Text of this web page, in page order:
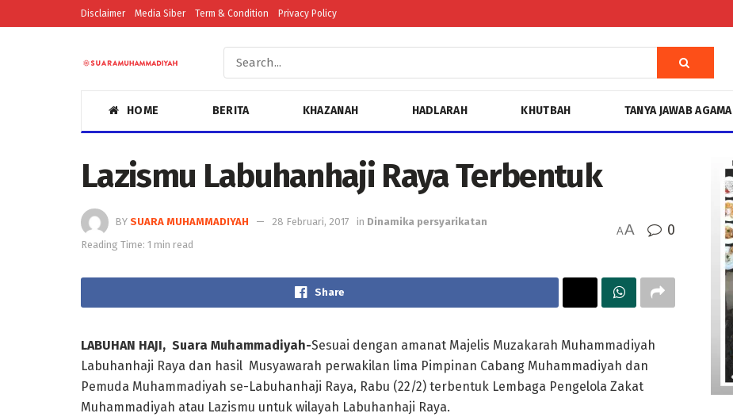
Disclaimer Media Siber Term & Condition Privacy Policy
HOME BERITA KHAZANAH HADLARAH KHUTBAH TANYA JAWAB AGAMA
Lazismu Labuhanhaji Raya Terbentuk
BY SUARA MUHAMMADIYAH 28 Februari, 2017 in Dinamika persyarikatan
Reading Time: 1 min read
AA 0
Share
LABUHAN HAJI, Suara Muhammadiyah-Sesuai dengan amanat Majelis Muzakarah Muhammadiyah
Labuhanhaji Raya dan hasil Musyawarah perwakilan lima Pimpinan Cabang Muhammadiyah dan
Pemuda Muhammadiyah se-Labuhanhaji Raya, Rabu (22/2) terbentuk Lembaga Pengelola Zakat
Muhammadiyah atau Lazismu untuk wilayah Labuhanhaji Raya.